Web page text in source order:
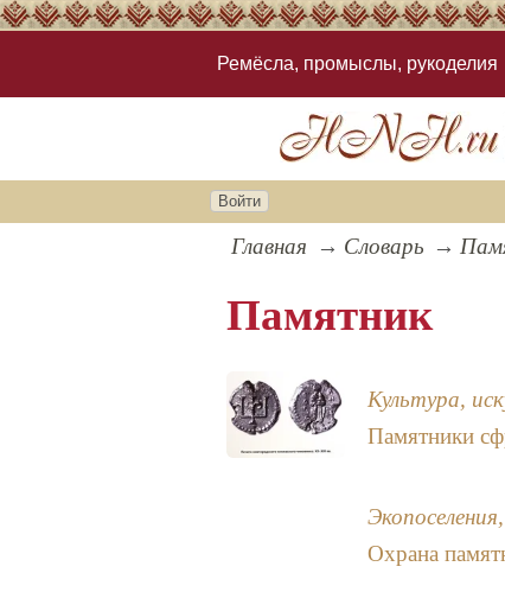
Ремёсла, промыслы, рукоделия
Войти
Главная Словарь
Памятник
Культура,
Памятники
Охрана